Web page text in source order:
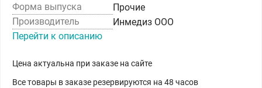
Форма выпуска
Прочие
Производитель
Инмедиз ООО
Перейти к описанию
Цена актуальна при заказе на сайте
Все товары в заказе резервируются на 48 часов